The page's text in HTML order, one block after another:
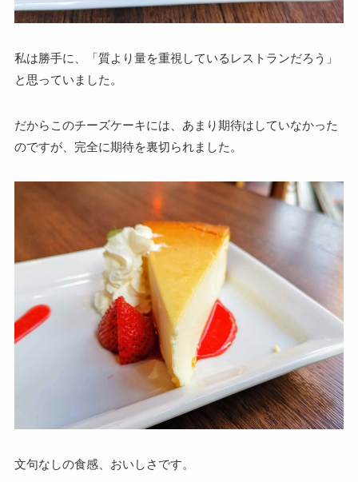
私は勝手に、「質より量を重視しているレストランだろう」
と思っていました。
だからこのチーズケーキには、あまり期待はしていなかった
のですが、 完全に期待を裏切られました。
文句なしの食感、おいしさです。